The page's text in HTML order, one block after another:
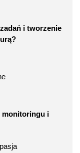
i tworzenie
monitoringu i